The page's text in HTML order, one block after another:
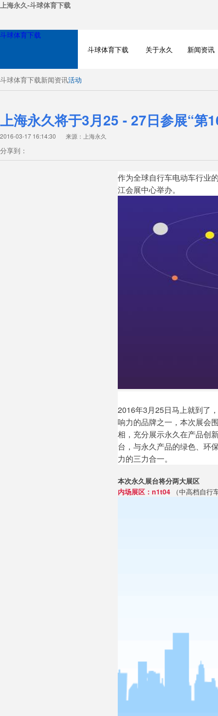
上海永久-斗球体育下载
斗球体育下载
斗球体育下载
关于永久 新闻资讯
斗球体育下载新闻资讯活动
上海永久将于3月25 - 27日参展“第
2016-03-17 16:14:30 来源：上海永久
分享到：
作为全球自行车电动车行业
江会展中心举办。
2016年3月25日马上就到了
响力的品牌之一，本次展会
相，充分展示永久在产品创
台，与永久产品的绿色、环
力的三力合一。
本次永久展台将分两大展区
内场展区：n1t04
（中高档自